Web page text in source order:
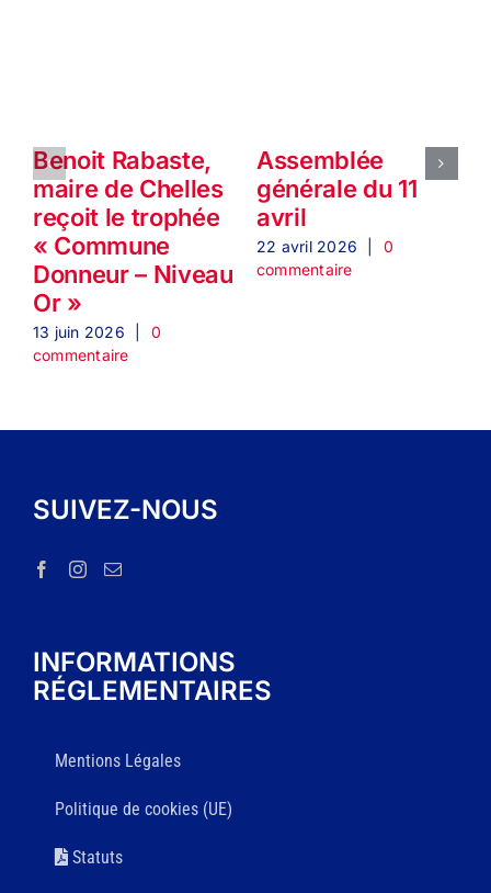
Benoit Rabaste,
maire de Chelles
reçoit le trophée
« Commune
Donneur – Niveau
Or »
13 juin 2026
0
commentaire
Assemblée
générale du 11
avril
22 avril 2026
0
commentaire
SUIVEZ-NOUS
INFORMATIONS
RÉGLEMENTAIRES
Mentions Légales
Politique de cookies (UE)
Statuts